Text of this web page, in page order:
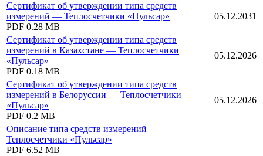
Сертификат об утверждении типа средств
измерений — Теплосчетчики «Пульсар»
PDF 0.28 MB
05.12.2031
Сертификат об утверждении типа средств
измерений в Казахстане — Теплосчетчики
«Пульсар»
PDF 0.18 MB
05.12.2026
Сертификат об утверждении типа средств
измерений в Белоруссии — Теплосчетчики
«Пульсар»
PDF 0.2 MB
05.12.2026
Описание типа средств измерений —
Теплосчетчики «Пульсар»
PDF 6.52 MB